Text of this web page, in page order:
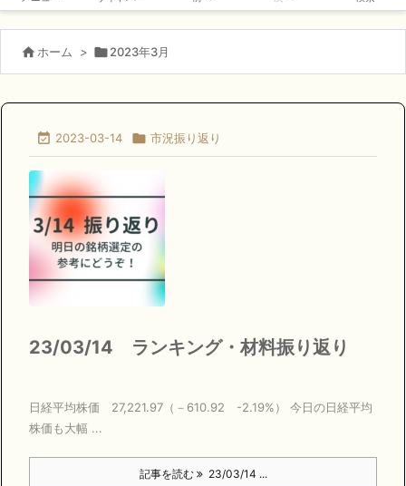
 ホーム > 2023年3月
 2023-03-14  市況振り返り
23/03/14 ランキング・材料振り返り
日経平均株価 27,221.97（－610.92 -2.19%） 今日の日経平均
株価も大幅 ...
記事を読む 23/03/14 ...